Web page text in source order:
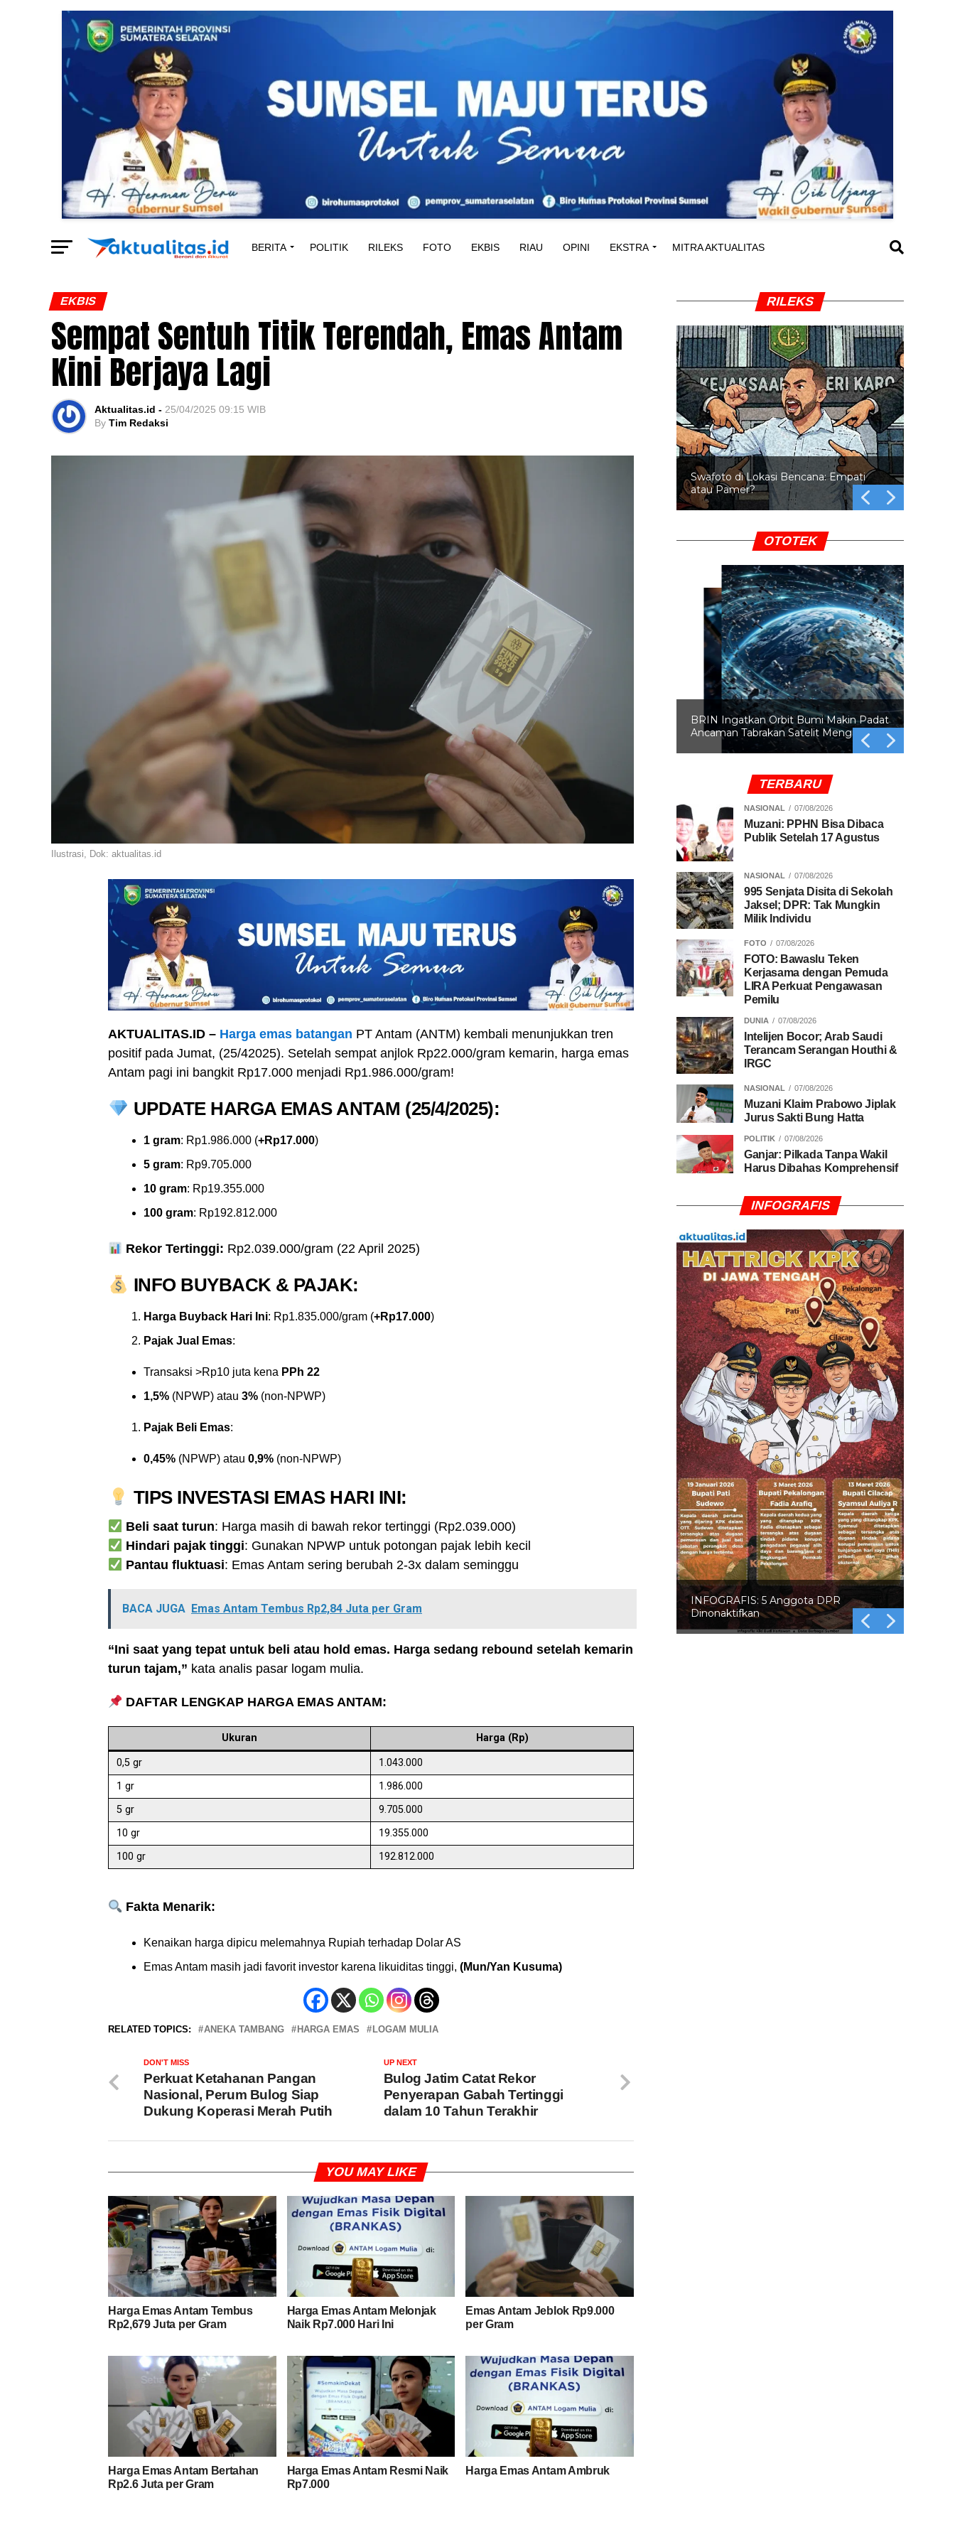
BERITA POLITIK RILEKS FOTO EKBIS RIAU OPINI EKSTRA MITRA AKTUALITAS
EKBIS
Sempat Sentuh Titik Terendah, Emas Antam
Kini Berjaya Lagi
Aktualitas.id - 25/04/2025 09:15 WIB
By Tim Redaksi
Ilustrasi, Dok: aktualitas.id
AKTUALITAS.ID – Harga emas batangan PT Antam (ANTM) kembali menunjukkan tren
positif pada Jumat, (25/42025). Setelah sempat anjlok Rp22.000/gram kemarin, harga emas
Antam pagi ini bangkit Rp17.000 menjadi Rp1.986.000/gram!
UPDATE HARGA EMAS ANTAM (25/4/2025):
1 gram: Rp1.986.000 (+Rp17.000)
5 gram: Rp9.705.000
10 gram: Rp19.355.000
100 gram: Rp192.812.000
Rekor Tertinggi: Rp2.039.000/gram (22 April 2025)
INFO BUYBACK & PAJAK:
Harga Buyback Hari Ini: Rp1.835.000/gram (+Rp17.000)
Pajak Jual Emas:
Transaksi >Rp10 juta kena PPh 22
1,5% (NPWP) atau 3% (non-NPWP)
Pajak Beli Emas:
0,45% (NPWP) atau 0,9% (non-NPWP)
TIPS INVESTASI EMAS HARI INI:
Beli saat turun: Harga masih di bawah rekor tertinggi (Rp2.039.000)
Hindari pajak tinggi: Gunakan NPWP untuk potongan pajak lebih kecil
Pantau fluktuasi: Emas Antam sering berubah 2-3x dalam seminggu
BACA JUGA Emas Antam Tembus Rp2,84 Juta per Gram
“Ini saat yang tepat untuk beli atau hold emas. Harga sedang rebound setelah kemarin
turun tajam,” kata analis pasar logam mulia.
DAFTAR LENGKAP HARGA EMAS ANTAM:
Ukuran Harga (Rp)
0,5 gr
1.043.000
1 gr
1.986.000
5 gr
9.705.000
10 gr
19.355.000
100 gr
192.812.000
Fakta Menarik:
Kenaikan harga dipicu melemahnya Rupiah terhadap Dolar AS
Emas Antam masih jadi favorit investor karena likuiditas tinggi, (Mun/Yan Kusuma)
RELATED TOPICS: ANEKA TAMBANG HARGA EMAS LOGAM MULIA
UP NEXT
Bulog Jatim Catat Rekor
Penyerapan Gabah Tertinggi
dalam 10 Tahun Terakhir
DON'T MISS
Perkuat Ketahanan Pangan
Nasional, Perum Bulog Siap
Dukung Koperasi Merah Putih
YOU MAY LIKE
Harga Emas Antam Tembus
Rp2,679 Juta per Gram
Harga Emas Antam Melonjak
Naik Rp7.000 Hari Ini
Emas Antam Jeblok Rp9.000
per Gram
Harga Emas Antam Bertahan
Rp2.6 Juta per Gram
Harga Emas Antam Resmi Naik
Rp7.000
Harga Emas Antam Ambruk
RILEKS
Swafoto di Lokasi Bencana: Empati
atau Pamer?
OTOTEK
BRIN Ingatkan Orbit Bumi Makin Padat
Ancaman Tabrakan Satelit Mengintai
TERBARU
NASIONAL 07/08/2026
Muzani: PPHN Bisa Dibaca
Publik Setelah 17 Agustus
NASIONAL 07/08/2026
995 Senjata Disita di Sekolah
Jaksel; DPR: Tak Mungkin
Milik Individu
FOTO 07/08/2026
FOTO: Bawaslu Teken
Kerjasama dengan Pemuda
LIRA Perkuat Pengawasan
Pemilu
DUNIA 07/08/2026
Intelijen Bocor; Arab Saudi
Terancam Serangan Houthi &
IRGC
NASIONAL 07/08/2026
Muzani Klaim Prabowo Jiplak
Jurus Sakti Bung Hatta
POLITIK 07/08/2026
Ganjar: Pilkada Tanpa Wakil
Harus Dibahas Komprehensif
INFOGRAFIS
INFOGRAFIS: 5 Anggota DPR
Dinonaktifkan